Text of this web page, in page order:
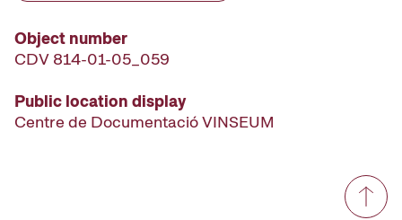
Object number
CDV 814-01-05_059
Public location display
Centre de Documentació VINSEUM